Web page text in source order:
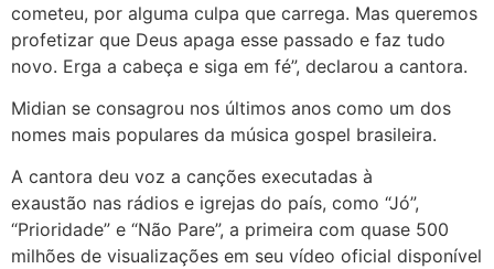
cometeu, por alguma culpa que carrega. Mas queremos
profetizar que Deus apaga esse passado e faz tudo
novo. Erga a cabeça e siga em fé”, declarou a cantora.
Midian se consagrou nos últimos anos como um dos
nomes mais populares da música gospel brasileira.
A cantora deu voz a canções executadas à
exaustão nas rádios e igrejas do país, como “Jó”,
“Prioridade” e “Não Pare”, a primeira com quase 500
milhões de visualizações em seu vídeo oficial disponível